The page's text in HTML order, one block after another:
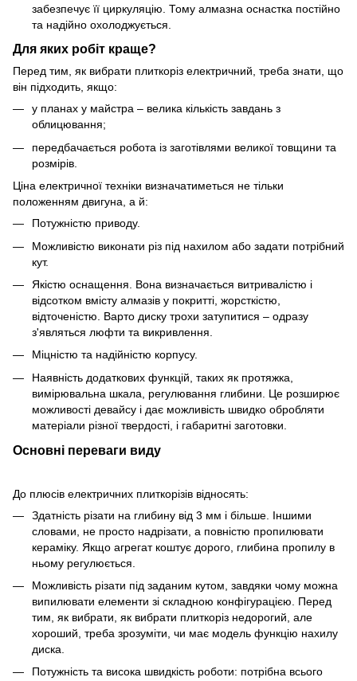
забезпечує її циркуляцію. Тому алмазна оснастка постійно
та надійно охолоджується.
Для яких робіт краще?
Перед тим, як вибрати плиткоріз електричний, треба знати, що
він підходить, якщо:
у планах у майстра – велика кількість завдань з
облицювання;
передбачається робота із заготівлями великої товщини та
розмірів.
Ціна електричної техніки визначатиметься не тільки
положенням двигуна, а й:
Потужністю приводу.
Можливістю виконати різ під нахилом або задати потрібний
кут.
Якістю оснащення. Вона визначається витривалістю і
відсотком вмісту алмазів у покритті, жорсткістю,
відточеністю. Варто диску трохи затупитися – одразу
з'являться люфти та викривлення.
Міцністю та надійністю корпусу.
Наявність додаткових функцій, таких як протяжка,
вимірювальна шкала, регулювання глибини. Це розширює
можливості девайсу і дає можливість швидко обробляти
матеріали різної твердості, і габаритні заготовки.
Основні переваги виду
До плюсів електричних плиткорізів відносять:
Здатність різати на глибину від 3 мм і більше. Іншими
словами, не просто надрізати, а повністю пропилювати
кераміку. Якщо агрегат коштує дорого, глибина пропилу в
ньому регулюється.
Можливість різати під заданим кутом, завдяки чому можна
випилювати елементи зі складною конфігурацією. Перед
тим, як вибрати, як вибрати плиткоріз недорогий, але
хороший, треба зрозуміти, чи має модель функцію нахилу
диска.
Потужність та висока швидкість роботи: потрібна всього